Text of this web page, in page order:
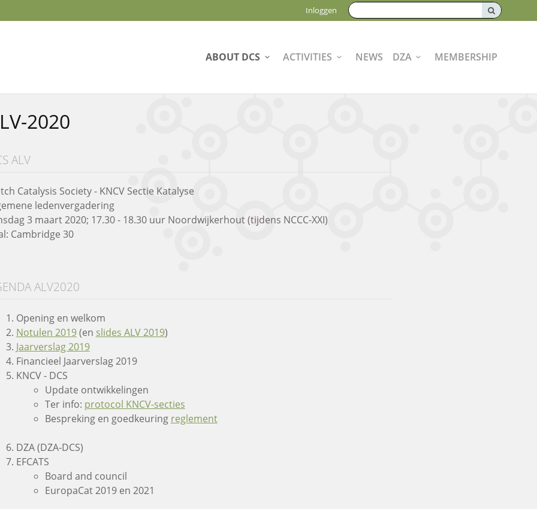
Zoeken:
Inloggen
ABOUT DCS ACTIVITIES NEWS DZA MEMBERSHIP
2020
ALV
Catalysis Society - KNCV Sectie Katalyse
ledenvergadering
3 maart 2020; 17.30 - 18.30 uur Noordwijkerhout (tijdens NCCC-XXI)
Cambridge 30
ALV2020
Opening en welkom
Notulen 2019(en slides ALV 2019)
Jaarverslag 2019
Financieel Jaarverslag 2019
KNCV - DCS
Update ontwikkelingen
Ter info: protocol KNCV-secties
Bespreking en goedkeuring reglement
DZA (DZA-DCS)
EFCATS
Board and council
EuropaCat 2019 en 2021